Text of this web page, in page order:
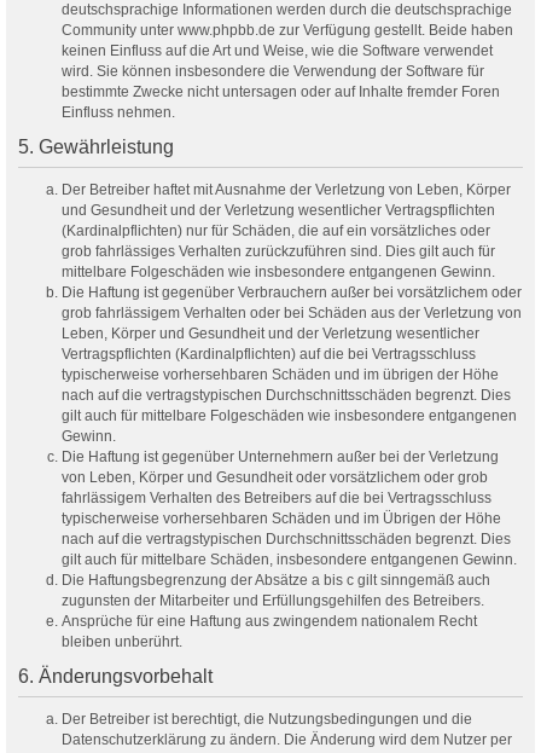
deutschsprachige Informationen werden durch die deutschsprachige
Community unter www.phpbb.de zur Verfügung gestellt. Beide haben
keinen Einfluss auf die Art und Weise, wie die Software verwendet
wird. Sie können insbesondere die Verwendung der Software für
bestimmte Zwecke nicht untersagen oder auf Inhalte fremder Foren
Einfluss nehmen.
5. Gewährleistung
Der Betreiber haftet mit Ausnahme der Verletzung von Leben, Körper
und Gesundheit und der Verletzung wesentlicher Vertragspflichten
(Kardinalpflichten) nur für Schäden, die auf ein vorsätzliches oder
grob fahrlässiges Verhalten zurückzuführen sind. Dies gilt auch für
mittelbare Folgeschäden wie insbesondere entgangenen Gewinn.
Die Haftung ist gegenüber Verbrauchern außer bei vorsätzlichem oder
grob fahrlässigem Verhalten oder bei Schäden aus der Verletzung von
Leben, Körper und Gesundheit und der Verletzung wesentlicher
Vertragspflichten (Kardinalpflichten) auf die bei Vertragsschluss
typischerweise vorhersehbaren Schäden und im übrigen der Höhe
nach auf die vertragstypischen Durchschnittsschäden begrenzt. Dies
gilt auch für mittelbare Folgeschäden wie insbesondere entgangenen
Gewinn.
Die Haftung ist gegenüber Unternehmern außer bei der Verletzung
von Leben, Körper und Gesundheit oder vorsätzlichem oder grob
fahrlässigem Verhalten des Betreibers auf die bei Vertragsschluss
typischerweise vorhersehbaren Schäden und im Übrigen der Höhe
nach auf die vertragstypischen Durchschnittsschäden begrenzt. Dies
gilt auch für mittelbare Schäden, insbesondere entgangenen Gewinn.
Die Haftungsbegrenzung der Absätze a bis c gilt sinngemäß auch
zugunsten der Mitarbeiter und Erfüllungsgehilfen des Betreibers.
Ansprüche für eine Haftung aus zwingendem nationalem Recht
bleiben unberührt.
6. Änderungsvorbehalt
Der Betreiber ist berechtigt, die Nutzungsbedingungen und die
Datenschutzerklärung zu ändern. Die Änderung wird dem Nutzer per